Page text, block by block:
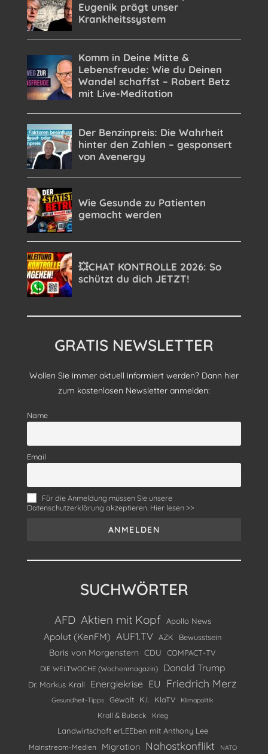
GRATIS NEWSLETTER
Wollen Sie immer aktuell informiert werden? Dann hier
zum kostenlosen Newsletter anmelden:
Name
Email
Für die Anmeldung müssen Sie unsere
Datenschutzerklärung akzeptieren. Hier lesen >>
SUCHWÖRTER
AFD Aktien mit Kopf Apollo News
Apolut (KenFM) AUF1.TV AZK Bewusstsein
Boris von Morgenstern CDU COMPACT-TV
DIE WELTWOCHE (Wochenmagazin) Donald Trump
Dr. Markus Krall Energiekrise EU Friedrich Merz
Gesundheit-Tipps Gewalt K.I. KlaTV Klimapolitik
Krall & Bubeck Krieg
Landwirtschaft erLEEben mit Anthony Lee
Mainstream-Medien Migration Nahostkonflikt NATO